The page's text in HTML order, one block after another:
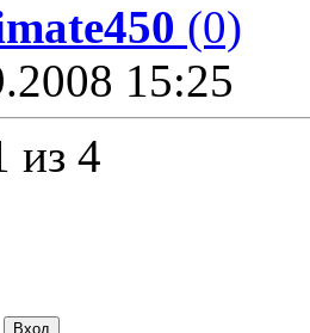
(0)
15:25
из 4